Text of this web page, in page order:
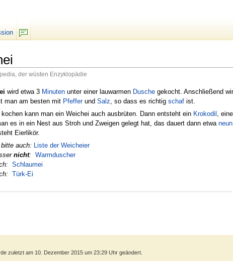
der wüsten Enzyklopädie
wird etwa 3 Minuten unter einer lauwarmen Dusche gekocht. Anschließend
man am besten mit Pfefferund Salz , so dass es richtig schaf ist.
kann man ein Weichei auch ausbrüten. Dann entsteht ein Krokodil , eine
es in ein Nest aus Stroh und Zweigen gelegt hat, das dauert dann etwa neun
Eierlikör.
auch: Liste der Weicheier
nicht: Warmduscher
Schlaumei
Türk-Ei
zuletzt am 10. Dezember 2015 um 23:29 Uhr geändert.